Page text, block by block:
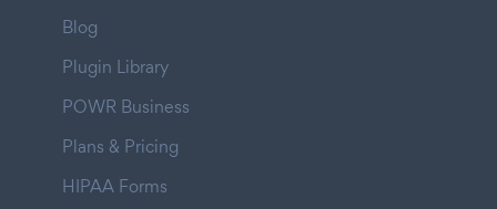
Blog
Plugin Library
POWR Business
Plans & Pricing
HIPAA Forms